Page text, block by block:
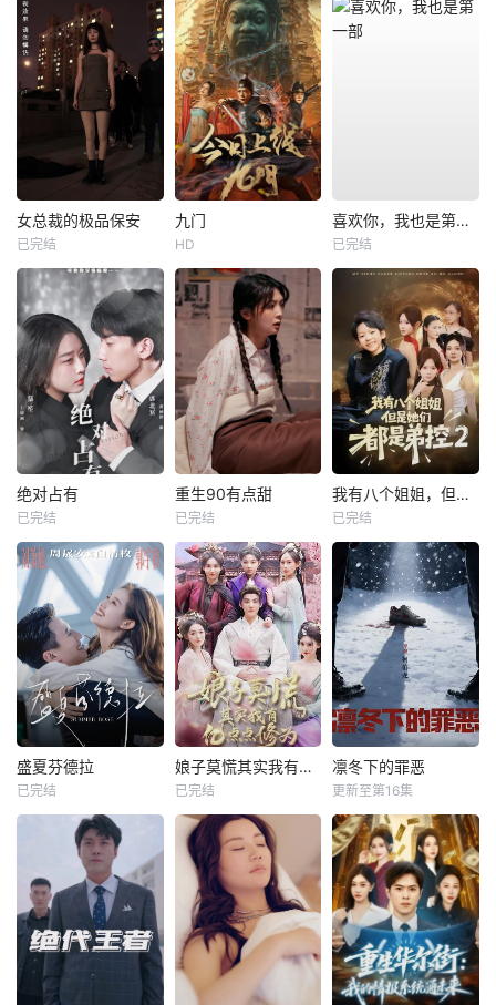
女总裁的极品保安
已完结
九门
HD
喜欢你，我也是第一部
已完结
绝对占有
已完结
重生90有点甜
已完结
我有八个姐姐，但是他们都是弟控2
已完结
盛夏芬德拉
已完结
娘子莫慌其实我有亿点点修为
已完结
凛冬下的罪恶
更新至第16集